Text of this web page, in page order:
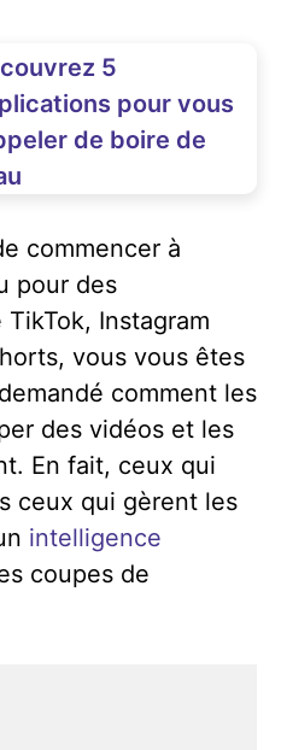
5
pour vous
de boire de
commencer à
pour des
Instagram
vous vous êtes
comment les
des vidéos et les
En fait, ceux qui
ceux qui gèrent les
intelligence
coupes de